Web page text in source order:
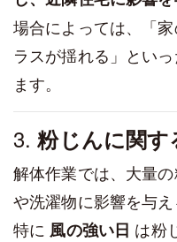
場合によっては、「
ラスが揺れる」とい
ます。
3.粉じんに関
解体作業では、大量
や洗濯物に影響を与え
特に 風の強い日 は粉